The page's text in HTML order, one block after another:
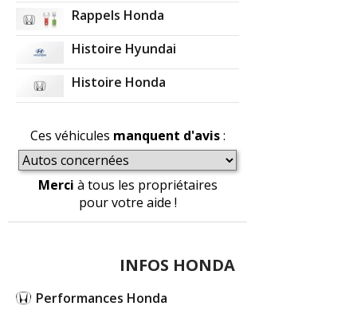
Rappels Honda
Histoire Hyundai
Histoire Honda
Ces véhicules manquent d'avis:
Merci à tous les propriétaires
pour votre aide !
INFOS HONDA
Performances Honda